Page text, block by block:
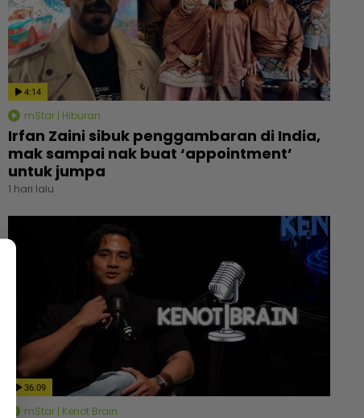
4:14
mStar | Hiburan
Irfan Zaini sibuk penggambaran di India,
mak sampai nak buat ‘appointment’
untuk jumpa
1 hari lalu
36:09
mStar | Kenot Brain